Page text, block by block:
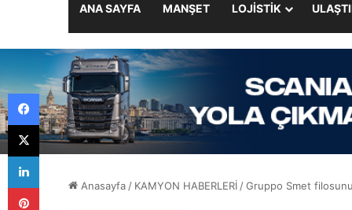
ANA SAYFA MANŞET LOJİSTİK
Anasayfa/ KAMYON HABERLERİ/Gruppo Smet
Facebook
X
LinkedIn
Pinterest